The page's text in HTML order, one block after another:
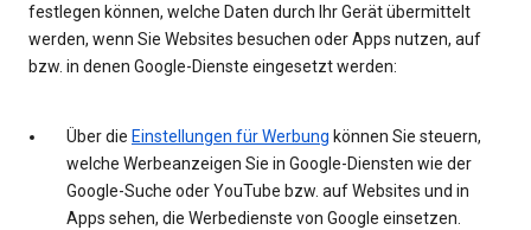
festlegen können, welche Daten durch Ihr Gerät übermittelt
werden, wenn Sie Websites besuchen oder Apps nutzen, auf
bzw. in denen Google-Dienste eingesetzt werden:
Über die Einstellungen für Werbung können Sie steuern,
welche Werbeanzeigen Sie in Google-Diensten wie der
Google-Suche oder YouTube bzw. auf Websites und in
Apps sehen, die Werbedienste von Google einsetzen.